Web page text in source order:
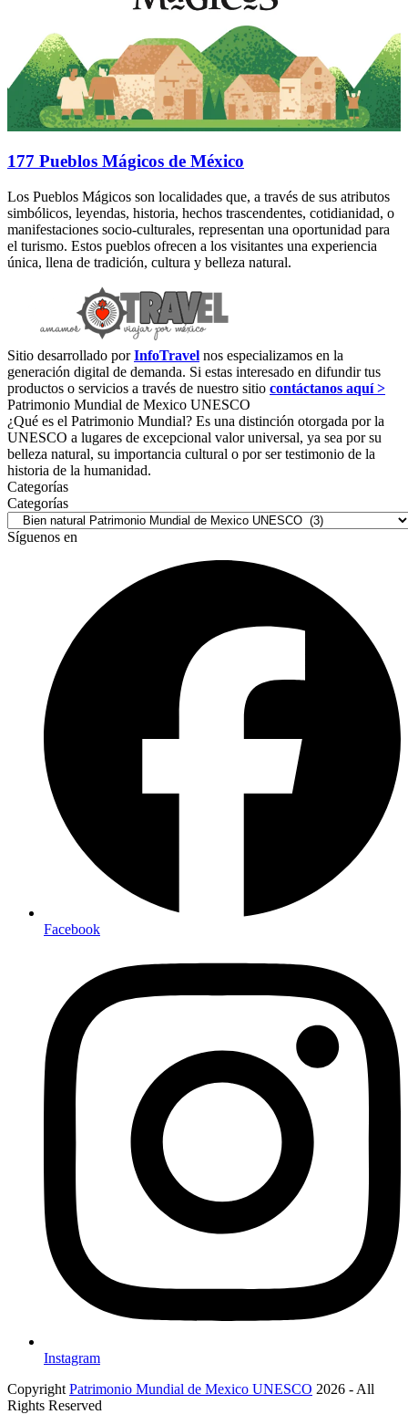
177 Pueblos Mágicos de México
Los Pueblos Mágicos son localidades que, a través de sus atributos
simbólicos, leyendas, historia, hechos trascendentes, cotidianidad, o
manifestaciones socio-culturales, representan una oportunidad para
el turismo. Estos pueblos ofrecen a los visitantes una experiencia
única, llena de tradición, cultura y belleza natural.
Sitio desarrollado porInfoTravel nos especializamos en la
generación digital de demanda. Si estas interesado en difundir tus
productos o servicios a través de nuestro sitio contáctanos aquí >
Patrimonio Mundial de Mexico UNESCO
¿Qué es el Patrimonio Mundial? Es una distinción otorgada por la
UNESCO a lugares de excepcional valor universal, ya sea por su
belleza natural, su importancia cultural o por ser testimonio de la
historia de la humanidad.
Categorías
Categorías
Síguenos en
Facebook
Instagram
Copyright Patrimonio Mundial de Mexico UNESCO 2026 - All
Rights Reserved